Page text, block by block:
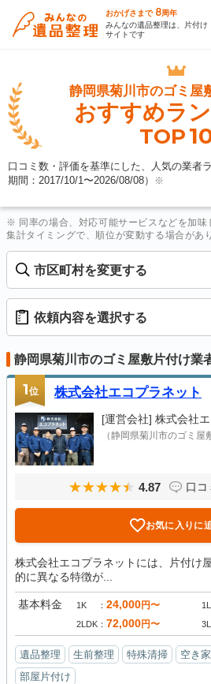
おかげさまで 8周年
みんなの遺品整理は、片付け
サイトです
静岡県菊川市のゴミ屋
おすすめラ
TOP
口コミ数・評価を基準にした、人気の業者
期間：2017/10/1〜2026/08/08） ※
※ 同率の場合、対応可能サービスなどを加味
集計タイミングで、順位が変動する場合があ
市区町村を変更する
依頼内容を選択する
静岡県菊川市のゴミ屋敷片付け業
1位 株式会社エコプラネット
[運営会社] 株式会社
（静岡県菊川市のゴミ屋
4.87 口コ
お気に入りに
株式会社エコプラネットには、片付け
的に異なる特徴が...
基本料金 1K 24,000円〜
2LDK 72,000円〜
遺品整理 生前整理 特殊清掃 空き
部屋片付け